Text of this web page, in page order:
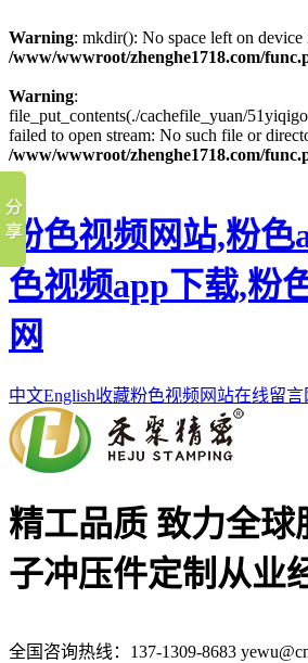
Warning: mkdir(): No space left on device
/www/wwwroot/zhenghe1718.com/
Warning:
file_put_contents(./cachefile_yuan/
failed to open stream: No such file or
/www/wwwroot/zhenghe1718.com/
粉色视频网站,粉色
色视频app下载,粉
网
中文English收藏粉色视频网站在线留言
精工品质 致力全球
子冲压件定制从业
全国咨询热线： 137-1309-8683